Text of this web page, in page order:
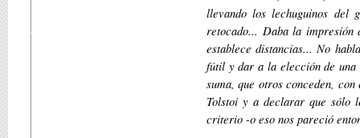
llevando los lechuguinos del
retocado... Daba la
establece distancias... No
fútil y dar a la elección de
suma, que otros conceden,
Tolstoi y a declarar que sólo
criterio -o eso nos pareció